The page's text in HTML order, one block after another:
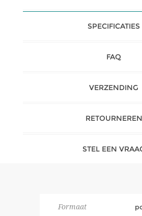
SPECIFICATIES
FAQ
VERZENDING
RETOURNEREN
STEL EEN
Formaat